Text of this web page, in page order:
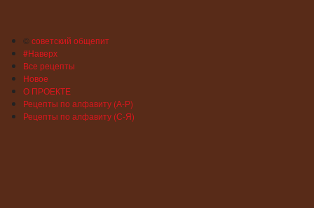
©советский общепит
#Наверх
Все рецепты
Новое
О ПРОЕКТЕ
Рецепты по алфавиту (А-Р)
Рецепты по алфавиту (С-Я)